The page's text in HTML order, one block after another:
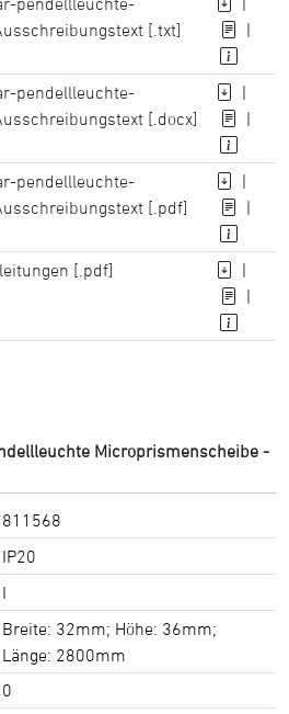
[.txt]
|
pendellleuchte-
[.docx]
|
|
pendellleuchte-
[.pdf]
|
|
[.pdf]
|
|
Microprismenscheibe -
811568
IP20
I
Breite: 32mm; Höhe: 36mm;
Länge: 2800mm
0